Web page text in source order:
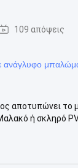
109 απόψεις
αποτυπώνει το
ή σκληρό